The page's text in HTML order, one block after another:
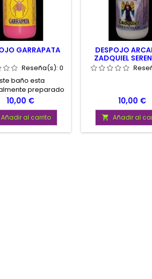
GARRAPATA
Reseña(s): 0
baño esta
preparado
los rituales de
de pareja.
Precio
10,00 €
Añadir al carrito
DESPOJO
ZADQUIEL
Precio
10,00 €
 Añadir al